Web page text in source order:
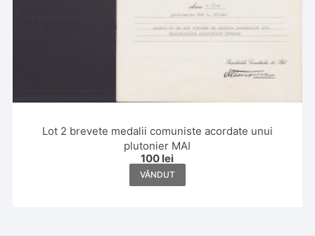
Lot 2 brevete medalii comuniste acordate unui
plutonier MAI
100 lei
VÂNDUT